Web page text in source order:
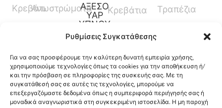
Ρυθμίσεις Συγκατάθεσης
Για να σας προσφέρουμε την καλύτερη δυνατή εμπειρία χρήσης,
χρησιμοποιούμε τεχνολογίες όπως τα cookies για την αποθήκευση ή/
και την πρόσβαση σε πληροφορίες της συσκευής σας. Με τη
συγκατάθεσή σας σε αυτές τις τεχνολογίες, μπορούμε να
επεξεργαζόμαστε δεδομένα όπως η συμπεριφορά περιήγησής σας ή
μοναδικά αναγνωριστικά στη συγκεκριμένη ιστοσελίδα. Η μη παροχή
ΚρεβάτιΑνωστρώματαΑΞΕΣΟ
ΥΑΡ
ΥΠΝΟΥ
Παπλώματα
Μαξιλάρια
Προστατευτικά
Καλύμματα
Κρεβάτια
Ύψους
Γραφεία
Τραπέζια